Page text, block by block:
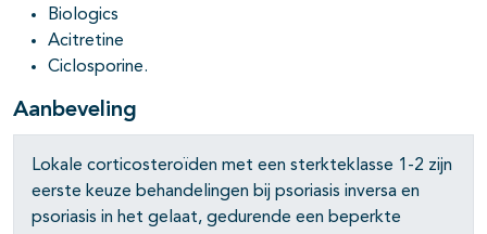
Biologics
Acitretine
Ciclosporine.
Aanbeveling
Lokale corticosteroïden met een sterkteklasse 1-2 zijn
eerste keuze behandelingen bij psoriasis inversa en
psoriasis in het gelaat, gedurende een beperkte